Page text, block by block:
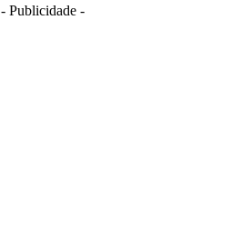
- Publicidade -